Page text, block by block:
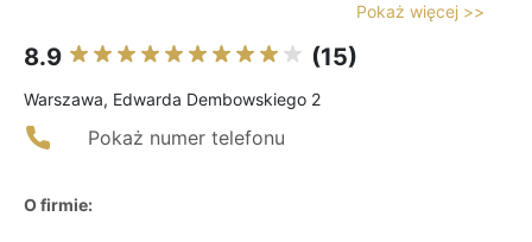
Pokaż więcej >>
8.9 (15)
Warszawa, Edwarda Dembowskiego 2
Pokaż numer telefonu
O firmie: